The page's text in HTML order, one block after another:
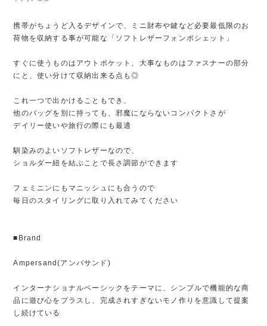
携帯がちょうど入るデザインで、ミニ財布や鍵など必要最低限のお
荷物を収納する事が可能な「ソフトレザーフォンポシェット」
すぐに使うものはアウトポケット、大事なものはファスナーの部分
にと、使い分けて収納出来る点も◎
これ一つで出かけることもでき、
他のバッグを別に持っても、邪魔にならないコンパクトさが
デイリー使いや旅行の際にも最適
馴染みのよいソフトレザーなので、
ショルダー紐を結ぶことで長さ調節ができます
フェミニンにもマニッシュにも合うので
毎日のスタイリングに取り入れてみてください
■Brand
Ampersand(アンパサンド)
インターナショナルベーシックをテーマに、シンプルで機能的な商
品に遊び心をプラスし、完成されすぎないモノ作りを意識して提案
し続けている